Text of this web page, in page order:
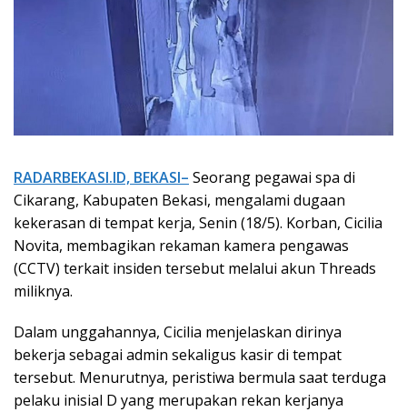
RADARBEKASI.ID, BEKASI– Seorang pegawai spa di
Cikarang, Kabupaten Bekasi, mengalami dugaan
kekerasan di tempat kerja, Senin (18/5). Korban, Cicilia
Novita, membagikan rekaman kamera pengawas
(CCTV) terkait insiden tersebut melalui akun Threads
miliknya.
Dalam unggahannya, Cicilia menjelaskan dirinya
bekerja sebagai admin sekaligus kasir di tempat
tersebut. Menurutnya, peristiwa bermula saat terduga
pelaku inisial D yang merupakan rekan kerjanya